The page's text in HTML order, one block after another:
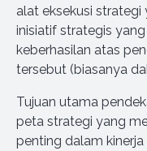
alat eksekusi
inisiatif strategis
keberhasilan atas
tersebut (biasanya
Tujuan utama
peta strategi yang
penting dalam kinerja